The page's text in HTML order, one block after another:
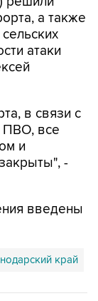
а также
атаки
в связи с
ПВО, все
и
-
введены
край